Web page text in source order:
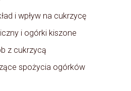
i wpływ na cukrzycę
i ogórki kiszone
z cukrzycą
spożycia ogórków